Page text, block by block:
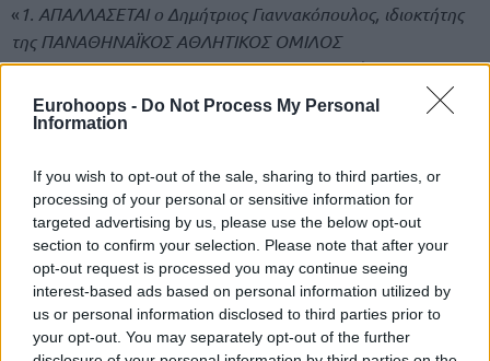
Eurohoops - Do Not Process My Personal
Information
If you wish to opt-out of the sale, sharing to third parties, or
processing of your personal or sensitive information for
targeted advertising by us, please use the below opt-out
section to confirm your selection. Please note that after your
opt-out request is processed you may continue seeing
interest-based ads based on personal information utilized by
us or personal information disclosed to third parties prior to
your opt-out. You may separately opt-out of the further
« 1. ΑΠΑΛΛΑΣΕΤΑΙ ο Δημήτριος Γιαννακόπουλος, ιδιοκτήτης
της ΠΑΝΑΘΗΝΑΪΚΟΣ ΑΘΛΗΤΙΚΟΣ ΟΜΙΛΟΣ
ΚΑΛΑΘΟΣΦΑΙΡΙΚΗΣ ΑΝΩΝΥΜΗΣ ΕΤΑΙΡΕΙΑΣ (δ.τ. ΚΑΕ
ΠΑΝΑΘΗΝΑΙΚΟΣ) από την κατηγορία της εγκαλούσας ΚΑΕ
ΟΛΥΜΠΙΑΚΟΣ ΣΥΝΔΕΣΜΟΣ ΦΙΛΑΘΛΩΝ ΠΕΙΡΑΙΩΣ
ΚΑΕ) ότι κατά τη διάρκεια του αγώνα για την 2η αγωνιστική
του Πρωταθλήματος μεταξύ των ομάδων ΟΛΥΜΠΙΑΚΟΣ –
ΠΑΝΑΘΗΝΑΪΚΟΣ, ο κ. Δημήτριος Γιαννακόπουλος, προέβη με
δημόσια ανάρτηση του, μέσω του ελευθέρως προσβάσιμου
διαδικτυακού λογαριασμού «dpg7000», που διατηρεί στο
μέσο κοινωνικής δικτύωσης Instagram, σε δυσφημιστικές
δηλώσεις.